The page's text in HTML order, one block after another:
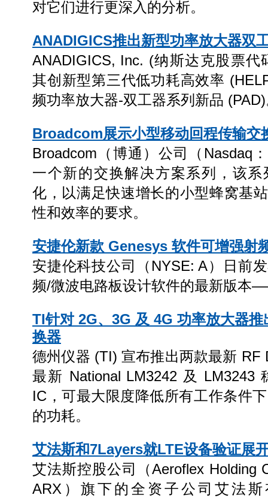
对它们进行更深入的分析。
ANADIGICS推出新型功率放大器双
ANADIGICS, Inc. (纳斯达克股票代
其创新型第三代低功耗高效率
频功率放大器-双工器系列新品
Broadcom展示小型移动回程传输交
Broadcom（博通）公司（Nasdaq
一个新的交换解决方案系列，该
化，以满足快速增长的小型蜂窝基
性和效率的要求。
安捷伦新款 Genesys 软件可增强射
安捷伦科技公司（NYSE: A）日前
频/微波电路板设计软件的最新版本
TI针对 2G、3G 及 4G 功率放大器
换器
德州仪器 (TI) 宣布推出两款最新 RF
最新 National LM3242 及 LM3243
IC，可最大限度降低所有工作条件
的功耗。
艾法斯和7Layers就LTE设备验证展
艾法斯控股公司（Aeroflex Holding
ARX）旗下的全资子公司艾法斯